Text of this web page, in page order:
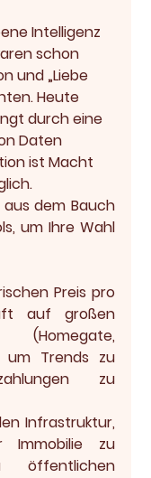
Intelligenz
schon
und „Liebe
Heute
durch eine
Daten
ist Macht
dem Bauch
um Ihre Wahl
Preis pro
auf großen
(Homegate,
um Trends zu
zu
Infrastruktur,
Immobilie zu
öffentlichen